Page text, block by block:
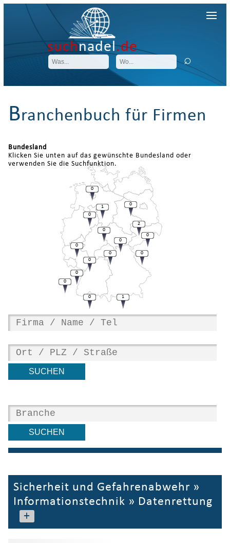
suchnadel.de
Branchenbuch für Firmen
Bundesland
Klicken Sie unten auf das gewünschte Bundesland oder
verwenden Sie die Suchfunktion.
0
0
0
2
0
0
1
0
0
0
0
0
0
0
0
1
Sicherheit und Gefahrenabwehr »
Informationstechnik » Datenrettung
+